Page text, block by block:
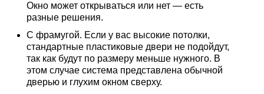
Окно может открываться или нет — есть
разные решения.
С фрамугой. Если у вас высокие потолки,
стандартные пластиковые двери не подойдут,
так как будут по размеру меньше нужного. В
этом случае система представлена обычной
дверью и глухим окном сверху.